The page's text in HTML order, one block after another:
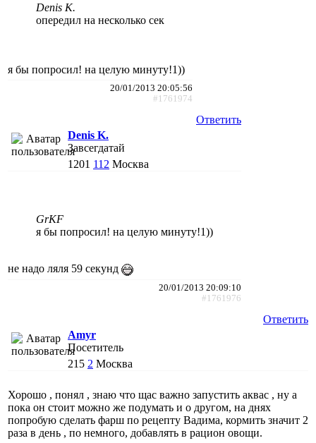
Denis K.
опередил на несколько сек
я бы попросил! на целую минуту!1))
20/01/2013 20:05:56
#1761974
Ответить
Denis K.
Завсегдатай
1201 112 Москва
GrKF
я бы попросил! на целую минуту!1))
не надо ляля 59 секунд
20/01/2013 20:09:10
#1761976
Ответить
Amyr
Посетитель
215 2 Москва
Хорошо , понял , знаю что щас важно запустить аквас , ну а
пока он стоит можно же подумать и о другом, на днях
попробую сделать фарш по рецепту Вадима, кормить значит 2
раза в день , по немного, добавлять в рацион овощи.